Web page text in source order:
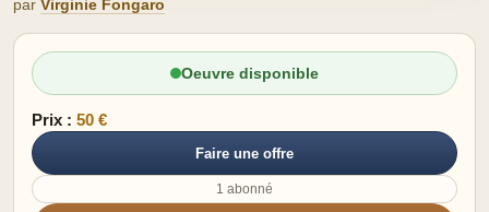
par Virginie Fongaro
Oeuvre disponible
Prix : 50 €
Faire une offre
1 abonné